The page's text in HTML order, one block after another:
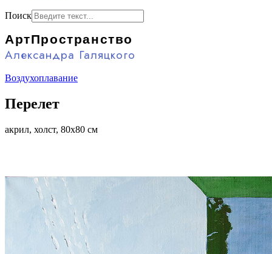
Поиск
АртПространство
Александра Галяцкого
Воздухоплавание
Перелет
акрил, холст, 80x80 см